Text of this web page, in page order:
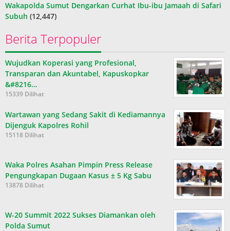
Wakapolda Sumut Dengarkan Curhat Ibu-ibu Jamaah di Safari
Subuh (12,447)
Berita Terpopuler
Wujudkan Koperasi yang Profesional,
Transparan dan Akuntabel, Kapuskopkar
&#8216…
15339 Dilihat
Wartawan yang Sedang Sakit di Kediamannya
Dijenguk Kapolres Rohil
15118 Dilihat
Waka Polres Asahan Pimpin Press Release
Pengungkapan Dugaan Kasus ± 5 Kg Sabu
13878 Dilihat
W-20 Summit 2022 Sukses Diamankan oleh
Polda Sumut